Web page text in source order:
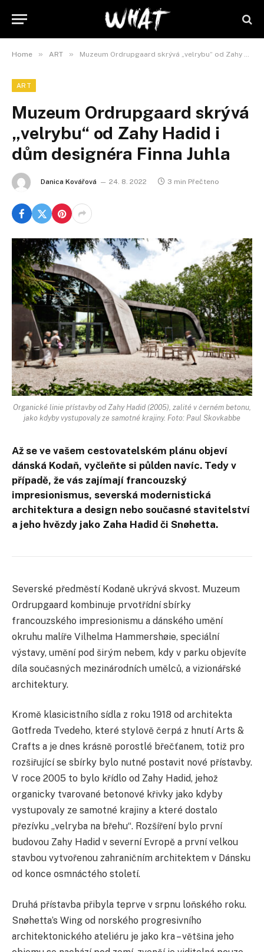
Home » ART » Muzeum Ordrupgaard skrývá „velrybu“ od Zahy Hadid i dům designéra Finna Juhla
ART
Muzeum Ordrupgaard skrývá
„velrybu“ od Zahy Hadid i
dům designéra Finna Juhla
Danica Kovářová 24. 8. 2022 3 min Přečteno
Organické linie přístavby od Zahy Hadid (2005), zalité v černém betonu,
jako kdyby vystupovaly ze samotné krajiny. Foto: Paul Skovkabbe
Až se ve vašem cestovatelském plánu objeví
dánská Kodaň, vyčleňte si půlden navíc. Tedy v
případě, že vás zajímají francouzský
impresionismus, severská modernistická
architektura a design nebo současné stavitelství
a jeho hvězdy jako Zaha Hadid či Snøhetta.
Severské předměstí Kodaně ukrývá skvost. Muzeum
Ordrupgaard kombinuje prvotřídní sbírky
francouzského impresionismu a dánského umění
okruhu malíře Vilhelma Hammershøie, speciální
výstavy, umění pod širým nebem, kdy v parku objevíte
díla současných mezinárodních umělců, a vizionářské
architektury.
Kromě klasicistního sídla z roku 1918 od architekta
Gotfreda Tvedeho, které stylově čerpá z hnutí Arts &
Crafts a je dnes krásně porostlé břečťanem, totiž pro
rozšiřující se sbírky bylo nutné postavit nové přístavby.
V roce 2005 to bylo křídlo od Zahy Hadid, jehož
organicky tvarované betonové křivky jako kdyby
vystupovaly ze samotné krajiny a které dostalo
přezívku „velryba na břehu“. Rozšíření bylo první
budovou Zahy Hadid v severní Evropě a první velkou
stavbou vytvořenou zahraničním architektem v Dánsku
od konce osmnáctého století.
Druhá přístavba přibyla teprve v srpnu loňského roku.
Snøhetta’s Wing od norského progresivního
architektonického ateliéru je jako kra – většina jeho